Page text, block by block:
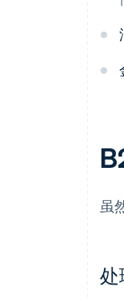
虽
处